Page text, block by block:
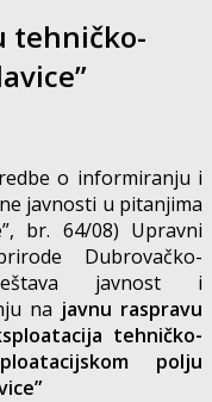
tehničko-
o informiranju i
javnosti u pitanjima
br. 64/08) Upravni
Dubrovačko-
javnost i
na javnu raspravu
tehničko-
polju